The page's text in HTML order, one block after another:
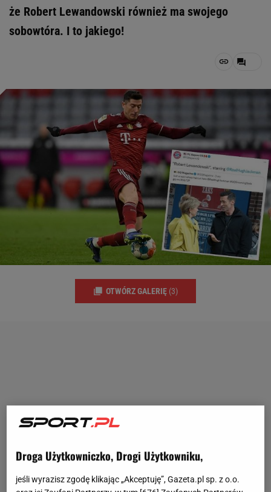
że Robert Lewandowski również ma swojego
sobowtóra. I to jakiego!
OTWÓRZ GALERIĘ (3)
Droga Użytkowniczko, Drogi Użytkowniku,
jeśli wyrazisz zgodę klikając „Akceptuję”, Gazeta.pl sp. z o.o.